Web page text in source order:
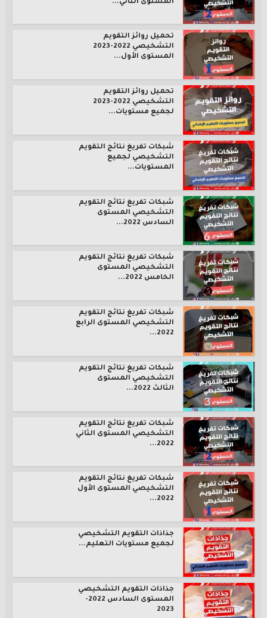
المستوى الثاني...
تحميل روائز التقويم
التشخيصي 2022-2023
المستوى الأول...
تحميل روائز التقويم
التشخيصي 2022-2023
لجميع مستويات...
شبكات تفريغ نتائج التقويم
التشخيصي لجميع
المستويات...
شبكات تفريغ نتائج التقويم
التشخيصي المستوى
السادس 2022...
شبكات تفريغ نتائج التقويم
التشخيصي المستوى
الخامس 2022...
شبكات تفريغ نتائج التقويم
التشخيصي المستوى الرابع
2022...
شبكات تفريغ نتائج التقويم
التشخيصي المستوى
الثالث 2022...
شبكات تفريغ نتائج التقويم
التشخيصي المستوى الثاني
2022...
شبكات تفريغ نتائج التقويم
التشخيصي المستوى الأول
2022...
جذاذات التقويم التشخيصي
لجميع مستويات التعليم...
جذاذات التقويم التشخيصي
المستوى السادس 2022-
2023